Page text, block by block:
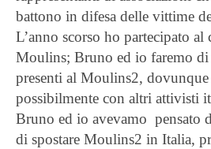
battono in difesa delle vittime
L’anno scorso ho partecipato
Moulins; Bruno ed io faremo di
presenti al Moulins2, dovunque
possibilmente con altri attivisti
Bruno ed io avevamo pensato
di spostare Moulins2 in Italia,